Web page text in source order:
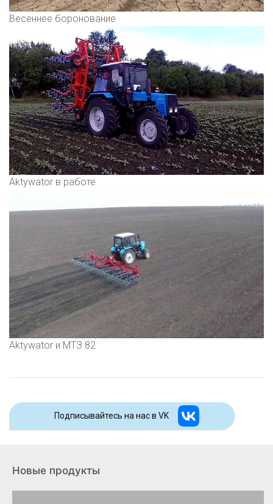
Весеннее боронование
Aktywator в работе
Aktywator и МТЗ 82
Подписывайтесь на наc в VK
Новые продукты